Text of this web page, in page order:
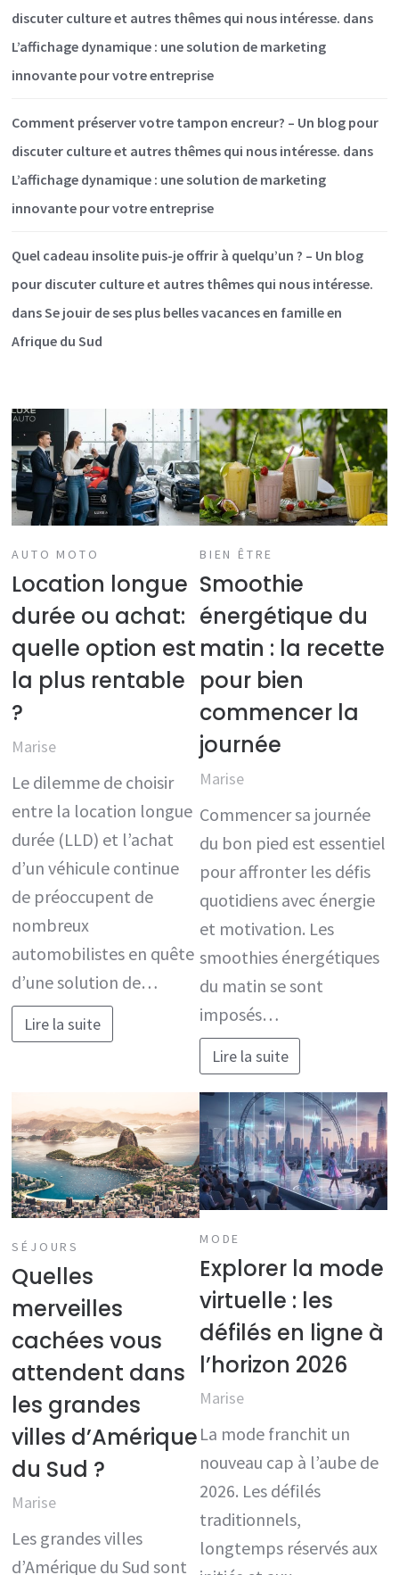
discuter culture et autres thêmes qui nous intéresse. dans
L’affichage dynamique : une solution de marketing
innovante pour votre entreprise
Comment préserver votre tampon encreur? – Un blog pour
discuter culture et autres thêmes qui nous intéresse. dans
L’affichage dynamique : une solution de marketing
innovante pour votre entreprise
Quel cadeau insolite puis-je offrir à quelqu’un ? – Un blog
pour discuter culture et autres thêmes qui nous intéresse.
dansSe jouir de ses plus belles vacances en famille en
Afrique du Sud
AUTO MOTO
Location longue
durée ou achat:
quelle option est
la plus rentable
?
Marise
Le dilemme de choisir
entre la location longue
durée (LLD) et l’achat
d’un véhicule continue
de préoccupent de
nombreux
automobilistes en quête
d’une solution de…
Lire la suite
BIEN ÊTRE
Smoothie
énergétique du
matin : la recette
pour bien
commencer la
journée
Marise
Commencer sa journée
du bon pied est essentiel
pour affronter les défis
quotidiens avec énergie
et motivation. Les
smoothies énergétiques
du matin se sont
imposés…
Lire la suite
SÉJOURS
Quelles
merveilles
cachées vous
attendent dans
les grandes
villes d’Amérique
du Sud ?
Marise
Les grandes villes
d’Amérique du Sud sont
MODE
Explorer la mode
virtuelle : les
défilés en ligne à
l’horizon 2026
Marise
La mode franchit un
nouveau cap à l’aube de
2026. Les défilés
traditionnels,
longtemps réservés aux